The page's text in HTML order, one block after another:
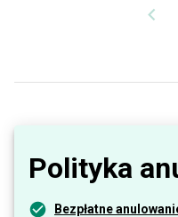
Polityka
Bezpłatne